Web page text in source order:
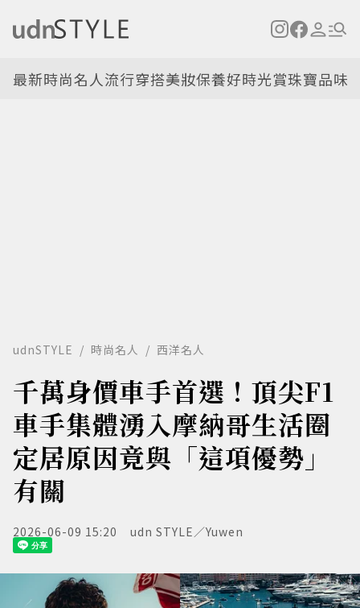
最新時尚名人流行穿搭美妝保養好時光賞珠寶品味
udnSTYLE 時尚名人 西洋名人
千萬身價車手首選！頂尖F1
車手集體湧入摩納哥生活圈
定居原因竟與「這項優勢」
有關
2026-06-09 15:20 udn STYLE／Yuwen